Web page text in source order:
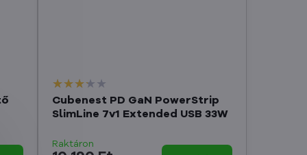
Cubenest PD GaN PowerStrip
SlimLine 7v1 Extended USB 33W
Raktáron